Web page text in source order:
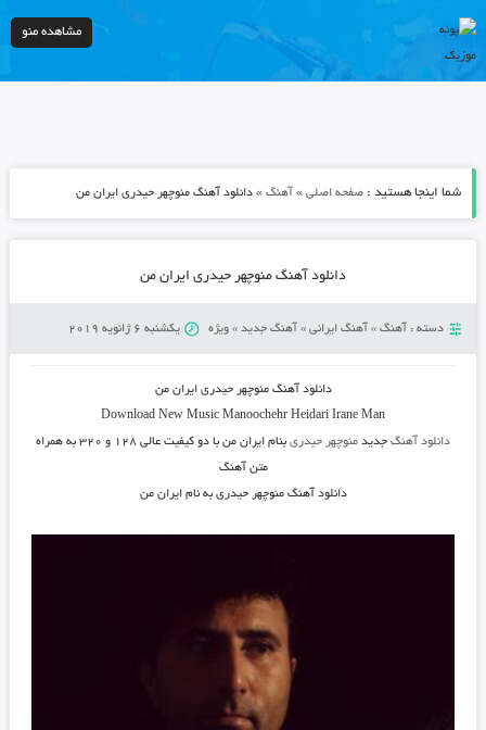
مشاهده منو
شما اینجا هستید : صفحه اصلی» آهنگ» دانلود آهنگ منوچهر حیدری ایران من
دانلود آهنگ منوچهر حیدری ایران من
دسته : آهنگ» آهنگ ایرانی» آهنگ جدید» ویژه یکشنبه 6 ژانویه 2019
دانلود آهنگ منوچهر حیدری ایران من
Download New Music Manoochehr Heidari Irane Man
دانلود آهنگجدید منوچهر حیدریبنام ایران من
با دو کیفیت عالی ۱۲۸ و ۳۲۰ به همراه
متن آهنگ
دانلود آهنگ منوچهر حیدری به نام ایران من